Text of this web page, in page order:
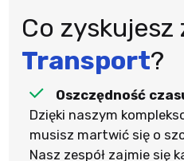
Co zyskujesz
Transport?
Oszczędność
Dzięki naszym
musisz martwić się o
Nasz zespół zajmie się